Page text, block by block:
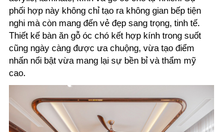
phối hợp này không chỉ tạo ra không gian bếp tiện
nghi mà còn mang đến vẻ đẹp sang trọng, tinh tế.
Thiết kế bàn ăn gỗ óc chó kết hợp kính trong suốt
cũng ngày càng được ưa chuộng, vừa tạo điểm
nhấn nổi bật vừa mang lại sự bền bỉ và thẩm mỹ
cao.